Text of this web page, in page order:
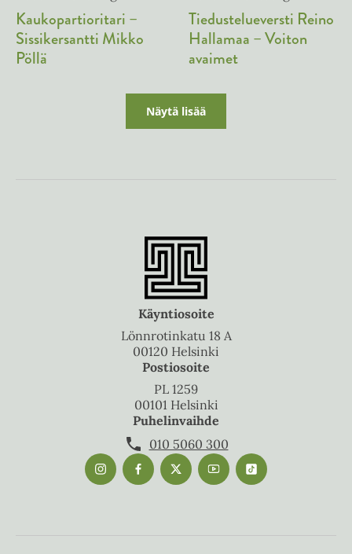
Kaukopartioritari –
Sissikersantti Mikko
Pöllä
Tiedustelueversti Reino
Hallamaa – Voiton
avaimet
Näytä lisää
Käyntiosoite
Lönnrotinkatu 18 A
00120 Helsinki
Postiosoite
PL 1259
00101 Helsinki
Puhelinvaihde
010 5060 300